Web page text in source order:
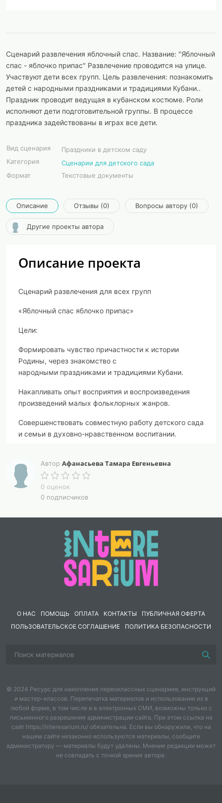
Сценарий развлечения яблочный спас. Название: "Яблочный
спас - яблочко припас" Развлечение проводится на улице.
Участвуют дети всех групп. Цель развлечения: познакомить
детей с народными праздниками и традициями Кубани..
Праздник проводит ведущая в кубанском костюме. Роли
исполняют дети подготовительной группы. В процессе
праздника задействованы в играх все дети.
Вид сценария
Праздники в детском саду
Категория
Сценарии для детского сада
Формат
Текстовые документы
Описание Отзывы (0) Вопросы автору (0)
Другие проекты автора
Описание проекта
Сценарий развлечения для всех групп
«Яблочный спас яблочко припас»
Цели:
Формировать чувство причастности к истории
Родины, через знакомство с
народными праздниками и традициями Кубани.
Накапливать опыт восприятия и воспроизведения
произведений малых фольклорных жанров.
Совершенствовать совместную работу детского сада
и семьи в духовно-нравственном воспитании.
- Добрый день, гости званные, желанные!
Рады видеть вас, дорогие наши!
– Есть такой праздник в августе, который называют
так - Яблочный Спас. Раньше, когда ваши бабушки
ещё были маленькими, яблоки срывать да есть до
Яблочного Спаса не разрешалось. Хочется малышам
яблочками полакомиться, а нельзя. Жди светлого дня
- Яблочного Спаса! И вот сегодня такой день настал!
Спелых, сочных, наливных,
Этот праздник, нам, ребята
Песню звонко мы споем.
Лето в гости позовем!
Автор Афанасьева Тамара Евгеньевна
0 оценок
0 подписчиков
О НАС ПОМОЩЬ ОПЛАТА КОНТАКТЫ
ПУБЛИЧНАЯ ОФЕРТА
ПОЛЬЗОВАТЕЛЬСКОЕ СОГЛАШЕНИЕ
ПОЛИТИКА БЕЗОПАСНОСТИ
© 2024 Ресурс для накопления первоклассных сценариев, инструкций
и мастер-классов. Перепечатка материалов и использование их в
любой форме, в том числе и в электронных СМИ, возможны только с
письменного разрешения администрации сайта. При этом ссылка на
сайт https://interesarium.ru/ обязательна. Если вы обнаружили, что на
нашем сайте незаконно используются материалы, сообщите
администратору — материалы будут удалены. Мнение редакции может
не совпадать с точкой зрения автора.